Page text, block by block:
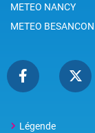
METEO NANCY
METEO BESANCON
Légende